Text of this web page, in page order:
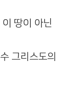
땅이 아닌
그리스도의